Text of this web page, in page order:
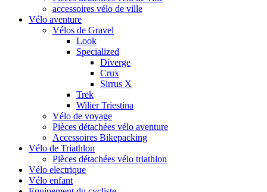
accessoires vélo de ville
Vélo aventure
Vélos de Gravel
Look
Specialized
Diverge
Crux
Sirrus X
Trek
Wilier Triestina
Vélo de voyage
Pièces détachées vélo aventure
Accessoires Bikepacking
Vélo de Triathlon
Pièces détachées vélo triathlon
Vélo electrique
Vélo enfant